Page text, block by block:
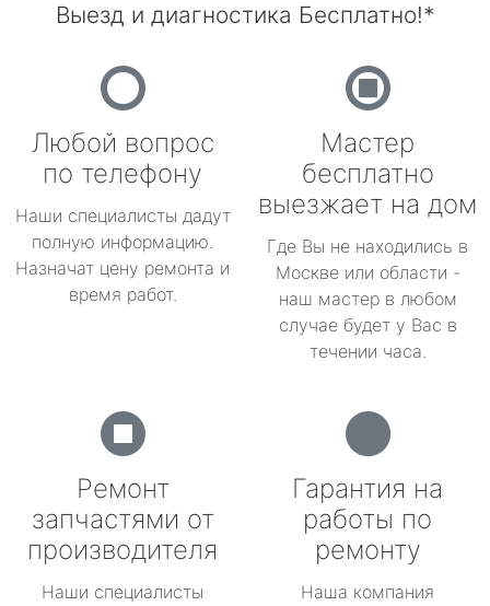
Выезд и диагностика Бесплатно!*
Любой вопрос
по телефону
Наши специалисты дадут
полную информацию.
Назначат цену ремонта и
время работ.
Мастер
бесплатно
выезжает на дом
Где Вы не находились в
Москве или области -
наш мастер в любом
случае будет у Вас в
течении часа.
Ремонт
запчастями от
производителя
Наши специалисты
Гарантия на
работы по
ремонту
Наша компания